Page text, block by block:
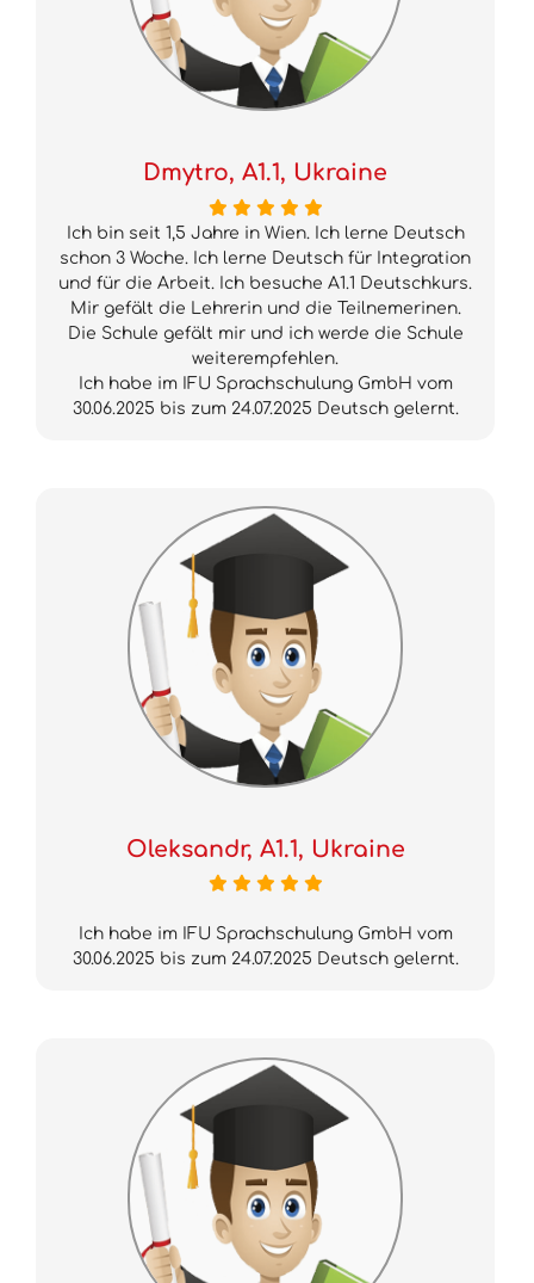
Dmytro, A1.1, Ukraine
Ich bin seit 1,5 Jahre in Wien. Ich lerne Deutsch
schon 3 Woche. Ich lerne Deutsch für Integration
und für die Arbeit. Ich besuche A1.1 Deutschkurs.
Mir gefält die Lehrerin und die Teilnemerinen.
Die Schule gefält mir und ich werde die Schule
weiterempfehlen.
Ich habe im IFU Sprachschulung GmbH vom
30.06.2025 bis zum 24.07.2025 Deutsch gelernt.
Oleksandr, A1.1, Ukraine
Ich habe im IFU Sprachschulung GmbH vom
30.06.2025 bis zum 24.07.2025 Deutsch gelernt.